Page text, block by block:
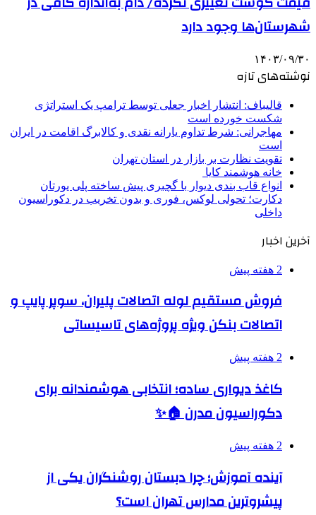
شهرستان‌ها وجود دارد
۱۴۰۳/۰۹/۳۰
نوشته‌های تازه
قالیباف: انتشار اخبار جعلی توسط ترامپ یک استراتژی
شکست خورده است
مهاجرانی: شرط تداوم یارانه نقدی و کالابرگ اقامت در ایران
است
تقویت نظارت بر بازار در استان تهران
خانه هوشمند کایا
انواع قاب بندی دیوار با گچبری پیش ساخته پلی یورتان
دکارت؛ تحولی لوکس، فوری و بدون تخریب در دکوراسیون
داخلی
آخرین اخبار
2 هفته پیش
فروش مستقیم لوله اتصالات پلیران، سوپر پایپ و
اتصالات بنکن ویژه پروژه‌های تاسیساتی
2 هفته پیش
کاغذ دیواری ساده؛ انتخابی هوشمندانه برای
دکوراسیون مدرن 🏠✨
2 هفته پیش
آینده آموزش؛ چرا دبستان روشنگران یکی از
پیشروترین مدارس تهران است؟